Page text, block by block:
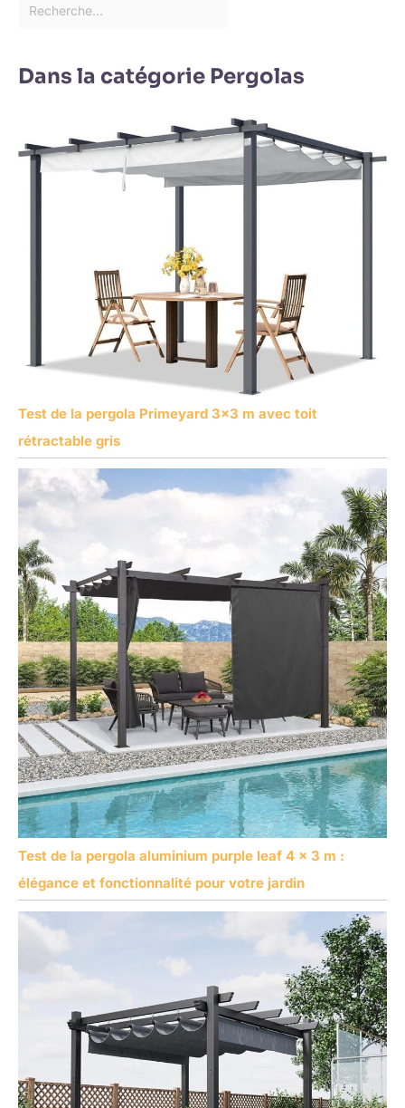
Dans la catégorie Pergolas
Test de la pergola Primeyard 3×3 m avec toit
rétractable gris
Test de la pergola aluminium purple leaf 4 x 3 m :
élégance et fonctionnalité pour votre jardin